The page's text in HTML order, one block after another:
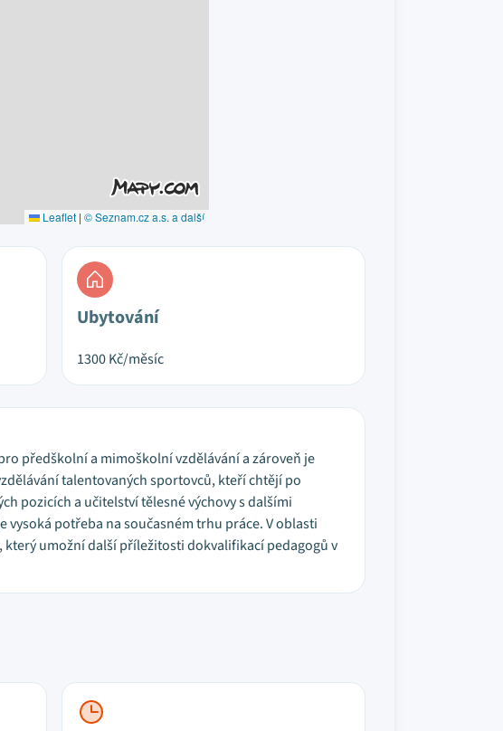
Leaflet | © Seznam.cz a.s. a další
Ubytování
1300Kč/měsíc
předškolní a mimoškolní vzdělávání a zároveň je
talentovaných sportovců, kteří chtějí po
pozicích a učitelství tělesné výchovy s dalšími
potřeba na současném trhu práce. V oblasti
umožní další příležitosti dokvalifikací pedagogů v